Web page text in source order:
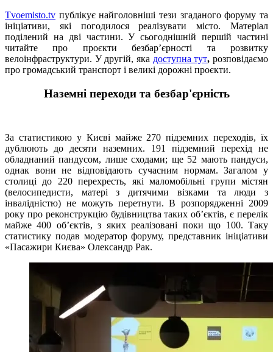
Tvoemisto.tv публікує найголовніші тези згаданого форуму та
ініціативи, які погодилося реалізувати місто. Матеріал
поділений на дві частини. У сьогоднішній першій частині
читайте про проєкти безбар’єрності та розвитку
велоінфраструктури. У другій, яка доступна тут, розповідаємо
про громадський транспорт і великі дорожні проєкти.
Наземні переходи та безбар'єрність
За статистикою у Києві майже 270 підземних переходів, їх
дублюють до десяти наземних. 191 підземний перехід не
обладнаний пандусом, лише сходами; ще 52 мають пандуси,
однак вони не відповідають сучасним нормам. Загалом у
столиці до 220 перехресть, які маломобільні групи містян
(велосипедисти, матері з дитячими візками та люди з
інвалідністю) не можуть перетнути. В розпорядженні 2009
року про реконструкцію будівництва таких об’єктів, є перелік
майже 400 об’єктів, з яких реалізовані поки що 100. Таку
статистику подав модератор форуму, представник ініціативи
«Пасажири Києва» Олександр Рак.